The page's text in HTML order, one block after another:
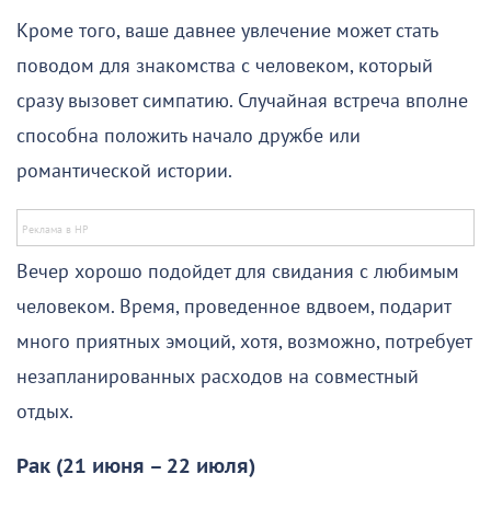
Кроме того, ваше давнее увлечение может стать
поводом для знакомства с человеком, который
сразу вызовет симпатию. Случайная встреча вполне
способна положить начало дружбе или
романтической истории.
Вечер хорошо подойдет для свидания с любимым
человеком. Время, проведенное вдвоем, подарит
много приятных эмоций, хотя, возможно, потребует
незапланированных расходов на совместный
отдых.
Рак (21 июня – 22 июля)